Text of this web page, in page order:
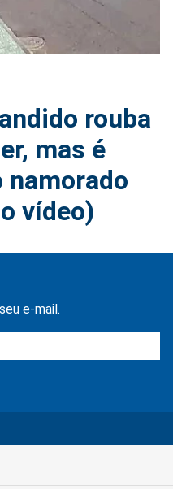
rouba
mas é
namorado
vídeo)
e-mail.